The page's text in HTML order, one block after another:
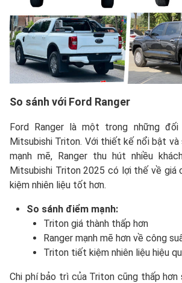
So sánh với Ford Ranger
Ford Ranger là một trong những
Mitsubishi Triton. Với thiết kế nổi bật
mạnh mẽ, Ranger thu hút nhiều
Mitsubishi Triton 2025 có lợi thế về giá
kiệm nhiên liệu tốt hơn.
So sánh điểm mạnh:
Triton giá thành thấp hơn
Ranger mạnh mẽ hơn về công
Triton tiết kiệm nhiên liệu hiệu
Chi phí bảo trì của Triton cũng thấp hơn